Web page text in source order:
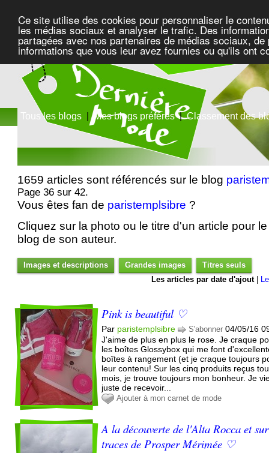
Ce site utilise des cookies pour personnaliser le
les médias sociaux et analyser le trafic. Des
partagées avec nos partenaires de médias sociaux,
informations que vous leur avez fournies ou qu'ils ont
Tous les blogs | Mes blogs préférés|Classement des
1659 articles sont référencés sur le blog
Page 36 sur 42.
Vous êtes fan de paristemplsibre ?
Cliquez sur la photo ou le titre d'un article pour
blog de son auteur.
Images et descriptions Grandes images
Titres seuls
Les articles par date d'ajout|
Pink is beautiful ♡
Par paristemplsibre S'abonner 04/05/16
J'aime de plus en plus le rose. Je craque
les boîtes Glossybox qui me font
boîtes à rangement (et je craque toujours
leur contenu! Sur les cinq produits reçus
mois, je trouve toujours mon bonheur. Je
juste de recevoir...
Ajouter à mon carnet de mode
A la découverte de l'Alta Rocca et
traces de Prosper Mérimée ♡